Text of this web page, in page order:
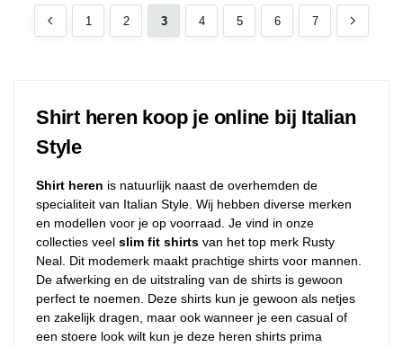
1 2 3 4 5 6 7
Shirt heren koop je online bij Italian
Style
Shirt heren is natuurlijk naast de overhemden de
specialiteit van Italian Style. Wij hebben diverse merken
en modellen voor je op voorraad. Je vind in onze
collecties veel slim fit shirts van het top merk Rusty
Neal. Dit modemerk maakt prachtige shirts voor mannen.
De afwerking en de uitstraling van de shirts is gewoon
perfect te noemen. Deze shirts kun je gewoon als netjes
en zakelijk dragen, maar ook wanneer je een casual of
een stoere look wilt kun je deze heren shirts prima